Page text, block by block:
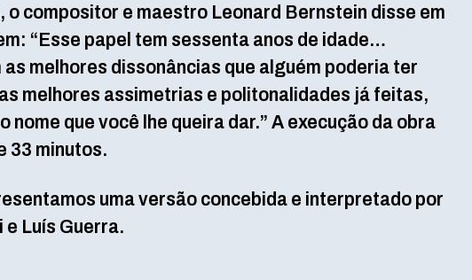
o compositor e maestro Leonard Bernstein disse em
“Esse papel tem sessenta anos de idade…
as melhores dissonâncias que alguém poderia ter
melhores assimetrias e politonalidades já feitas,
nome que você lhe queira dar.” A execução da obra
33 minutos.
uma versão concebida e interpretado por
e Luís Guerra.